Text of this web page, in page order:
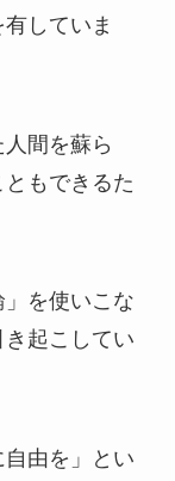
していま
間を蘇ら
もできるた
を使いこな
起こしてい
由を」とい